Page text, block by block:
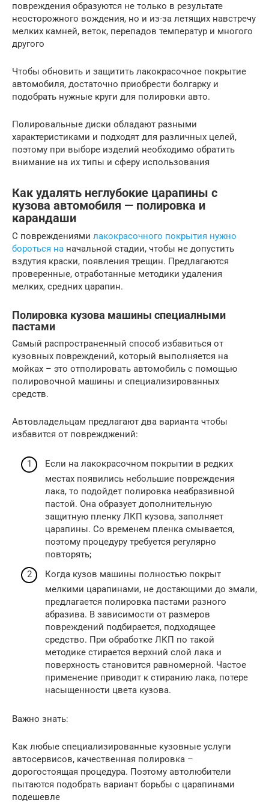
повреждения образуются не только в результате
неосторожного вождения, но и из-за летящих навстречу
мелких камней, веток, перепадов температур и многого
другого
Чтобы обновить и защитить лакокрасочное покрытие
автомобиля, достаточно приобрести болгарку и
подобрать нужные круги для полировки авто.
Полировальные диски обладают разными
характеристиками и подходят для различных целей,
поэтому при выборе изделий необходимо обратить
внимание на их типы и сферу использования
Как удалять неглубокие царапины с
кузова автомобиля — полировка и
карандаши
С повреждениями лакокрасочного покрытия нужно
бороться на начальной стадии, чтобы не допустить
вздутия краски, появления трещин. Предлагаются
проверенные, отработанные методики удаления
мелких, средних царапин.
Полировка кузова машины специалными
пастами
Самый распространенный способ избавиться от
кузовных повреждений, который выполняется на
мойках – это отполировать автомобиль с помощью
полировочной машины и специализированных
средств.
Автовладельцам предлагают два варианта чтобы
избавится от поврежджений:
Если на лакокрасочном покрытии в редких
местах появились небольшие повреждения
лака, то подойдет полировка неабразивной
пастой. Она образует дополнительную
защитную пленку ЛКП кузова, заполняет
царапины. Со временем пленка смывается,
поэтому процедуру требуется регулярно
повторять;
Когда кузов машины полностью покрыт
мелкими царапинами, не достающими до эмали,
предлагается полировка пастами разного
абразива. В зависимости от размеров
повреждений подбирается, подходящее
средство. При обработке ЛКП по такой
методике стирается верхний слой лака и
поверхность становится равномерной. Частое
применение приводит к стиранию лака, потере
насыщенности цвета кузова.
Важно знать:
Как любые специализированные кузовные услуги
автосервисов, качественная полировка –
дорогостоящая процедура. Поэтому автолюбители
пытаются подобрать вариант борьбы с царапинами
подешевле